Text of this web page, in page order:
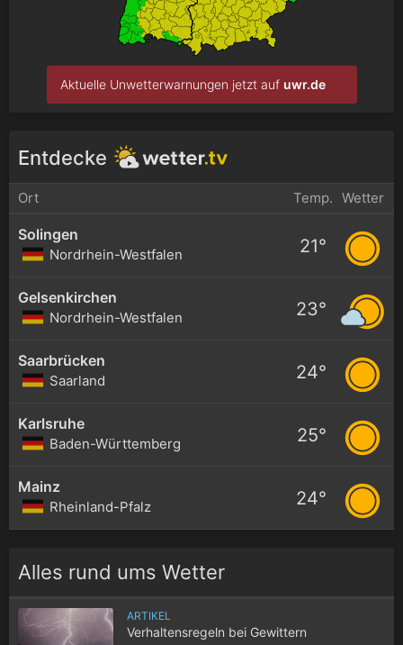
Aktuelle Unwetterwarnungen jetzt auf uwr.de
Entdecke
Ort Temp. Wetter
Solingen
Nordrhein-Westfalen 21°
Gelsenkirchen
Nordrhein-Westfalen 23°
Saarbrücken
Saarland 24°
Karlsruhe
Baden-Württemberg 25°
Mainz
Rheinland-Pfalz 24°
Alles rund ums Wetter
ARTIKEL
Verhaltensregeln bei Gewittern